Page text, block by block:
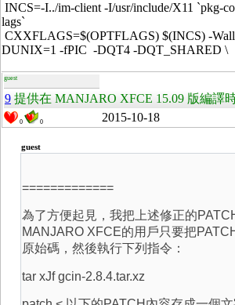
INCS=-I../im-client -I/usr/include/X11 `pkg-
lags`
CXXFLAGS=$(OPTFLAGS) $(INCS) -
DUNIX=1 -fPIC -DQT4 -DQT_SHARED \
guest
9 提供在 MANJARO XFCE 15.09 版編譯
0 0 2015-10-18
guest
=============
為了方便起見，我把上述修正的
MANJARO XFCE的用戶只要把
原始碼，然後執行下列指令：
tar xJf gcin-2.8.4.tar.xz